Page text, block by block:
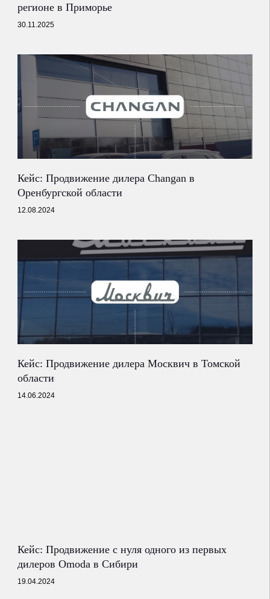
регионе в Приморье
30.11.2025
Кейс: Продвижение дилера Changan в
Оренбургской области
12.08.2024
Кейс: Продвижение дилера Москвич в Томской
области
14.06.2024
Кейс: Продвижение с нуля одного из первых
дилеров Omoda в Сибири
19.04.2024